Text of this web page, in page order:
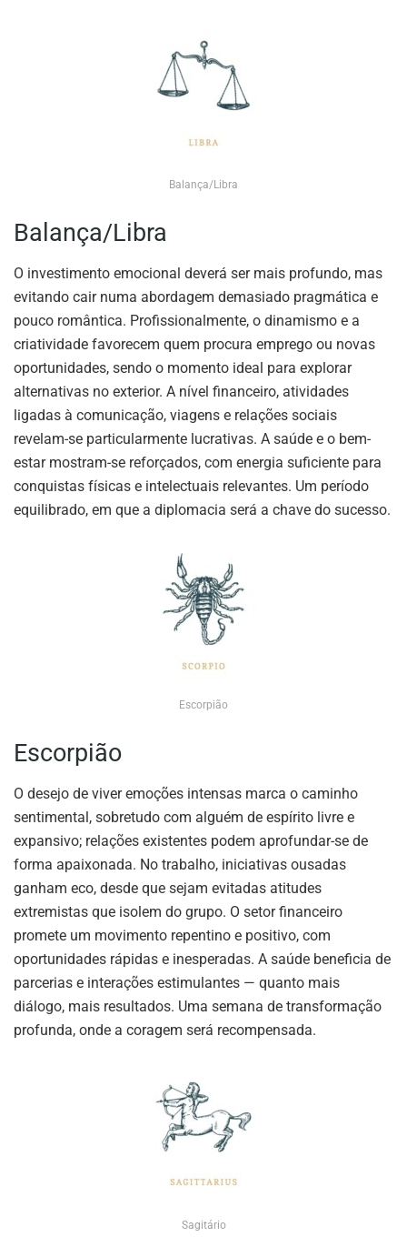
Balança/Libra
Balança/Libra
O investimento emocional deverá ser mais profundo, mas
evitando cair numa abordagem demasiado pragmática e
pouco romântica. Profissionalmente, o dinamismo e a
criatividade favorecem quem procura emprego ou novas
oportunidades, sendo o momento ideal para explorar
alternativas no exterior. A nível financeiro, atividades
ligadas à comunicação, viagens e relações sociais
revelam-se particularmente lucrativas. A saúde e o bem-
estar mostram-se reforçados, com energia suficiente para
conquistas físicas e intelectuais relevantes. Um período
equilibrado, em que a diplomacia será a chave do sucesso.
Escorpião
Escorpião
O desejo de viver emoções intensas marca o caminho
sentimental, sobretudo com alguém de espírito livre e
expansivo; relações existentes podem aprofundar-se de
forma apaixonada. No trabalho, iniciativas ousadas
ganham eco, desde que sejam evitadas atitudes
extremistas que isolem do grupo. O setor financeiro
promete um movimento repentino e positivo, com
oportunidades rápidas e inesperadas. A saúde beneficia de
parcerias e interações estimulantes — quanto mais
diálogo, mais resultados. Uma semana de transformação
profunda, onde a coragem será recompensada.
Sagitário